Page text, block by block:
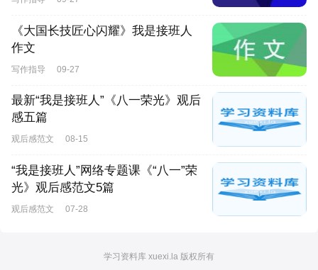
《大国长技匠心闪耀》我是接班人
作文
写作指导 09-27
最新“我是接班人”《八一荣光》观后
感五篇
观后感范文 08-15
“我是接班人”网络专题课《“八一”荣
光》观后感范文5篇
观后感范文 07-28
学习资料库 xuexi.la 版权所有